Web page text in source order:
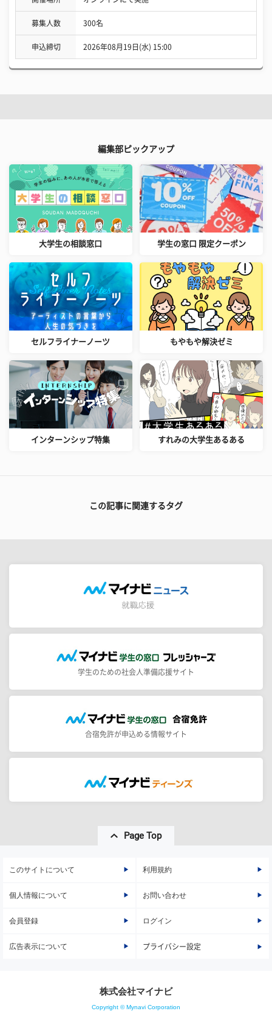
募集人数 300名
申込締切 2026年08月19日(水) 15:00
編集部ピックアップ
大学生の相談窓口 学生の窓口 限定クーポン
セルフライナーノーツ もやもや解決ゼミ
インターンシップ特集 すれみの大学生あるある
この記事に関連するタグ
学生のための社会人準備応援サイト
合宿免許が申込める情報サイト
Page Top
このサイトについて 利用規約
個人情報について お問い合わせ
会員登録 ログイン
広告表示について プライバシー設定
株式会社マイナビ
Copyright © Mynavi Corporation